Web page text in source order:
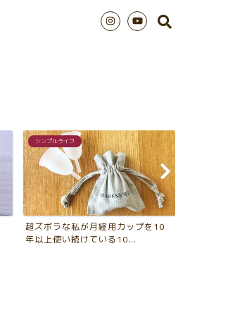
愛用品
エムピウのストラッチョは超有能な
ミニマム財布。普段使いに...